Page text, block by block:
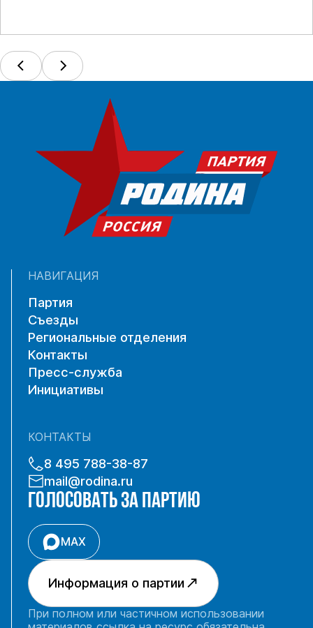
НАВИГАЦИЯ
Партия
Съезды
Региональные отделения
Контакты
Пресс-служба
Инициативы
КОНТАКТЫ
8 495 788-38-87
mail@rodina.ru
ГОЛОСОВАТЬ ЗА ПАРТИЮ
MAX
Информация о партии
При полном или частичном использовании